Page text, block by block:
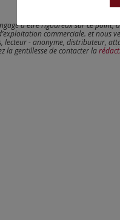
à être rigoureux sur ce
commerciale. et nous
- anonyme, distributeur,
la gentillesse de contacter la